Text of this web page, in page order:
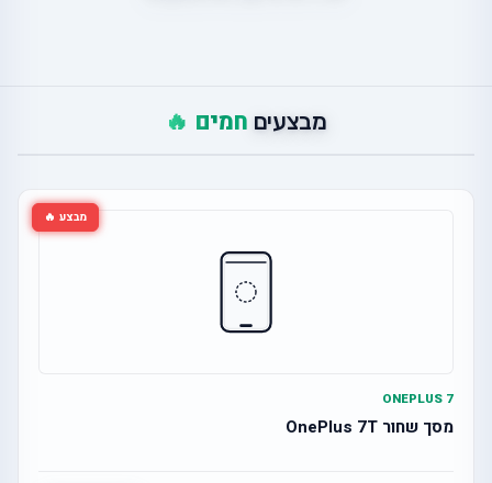
מבצעים חמים 🔥
מבצע 🔥
ONEPLUS 7
מסך שחור OnePlus 7T